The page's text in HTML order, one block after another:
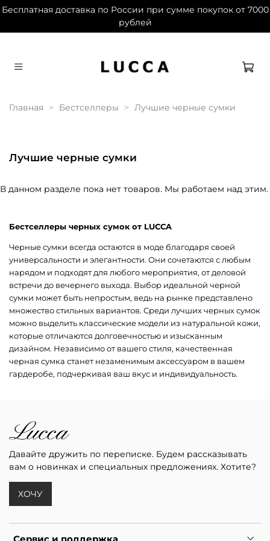
Бесплатная доставка по России при сумме покупок от 7000
рублей
Главная Бестселлеры Лучшие черные сумки
Лучшие черные сумки
В данном разделе пока нет товаров. Мы работаем над этим.
Бестселлеры черных сумок от LUCCA
Черные сумки всегда остаются в моде благодаря своей
универсальности и элегантности. Они сочетаются с любым
нарядом и подходят для любого мероприятия, от деловой
встречи до вечернего выхода. Выбор идеальной черной
сумки может быть непростым, ведь на рынке представлено
множество стильных вариантов. Среди лучших черных сумок
можно выделить классические модели из натуральной кожи,
которые отличаются долговечностью и изысканным
дизайном. Независимо от вашего стиля, качественная
черная сумка станет незаменимым аксессуаром в вашем
гардеробе, подчеркивая ваш вкус и индивидуальность.
Давайте дружить по переписке. Будем рассказывать
вам о новинках и специальных предложениях. Хотите?
ХОЧУ